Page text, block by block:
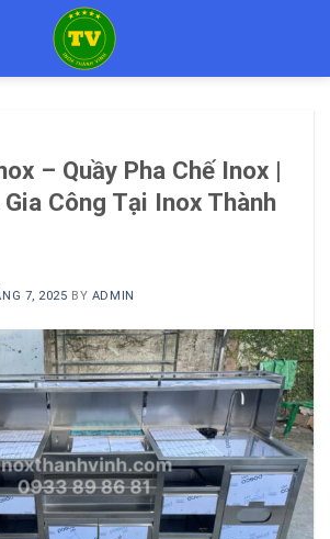
– Quầy Pha Chế Inox |
Công Tại Inox Thành
7, 2025 BY ADMIN